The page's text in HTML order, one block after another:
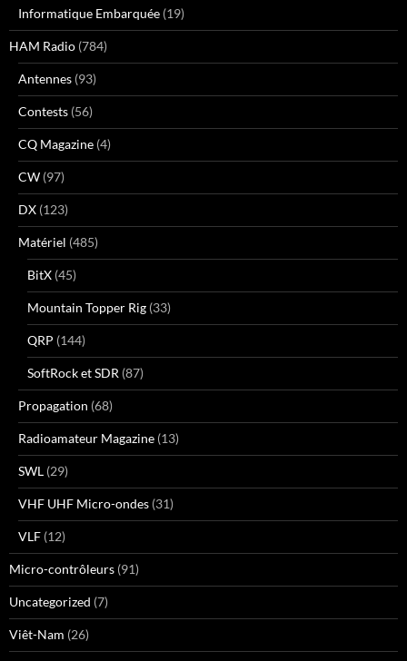
Informatique Embarquée (19)
HAM Radio (784)
Antennes (93)
Contests (56)
CQ Magazine (4)
CW (97)
DX (123)
Matériel (485)
BitX (45)
Mountain Topper Rig (33)
QRP (144)
SoftRock et SDR (87)
Propagation (68)
Radioamateur Magazine (13)
SWL (29)
VHF UHF Micro-ondes (31)
VLF (12)
Micro-contrôleurs (91)
Uncategorized (7)
Viêt-Nam (26)